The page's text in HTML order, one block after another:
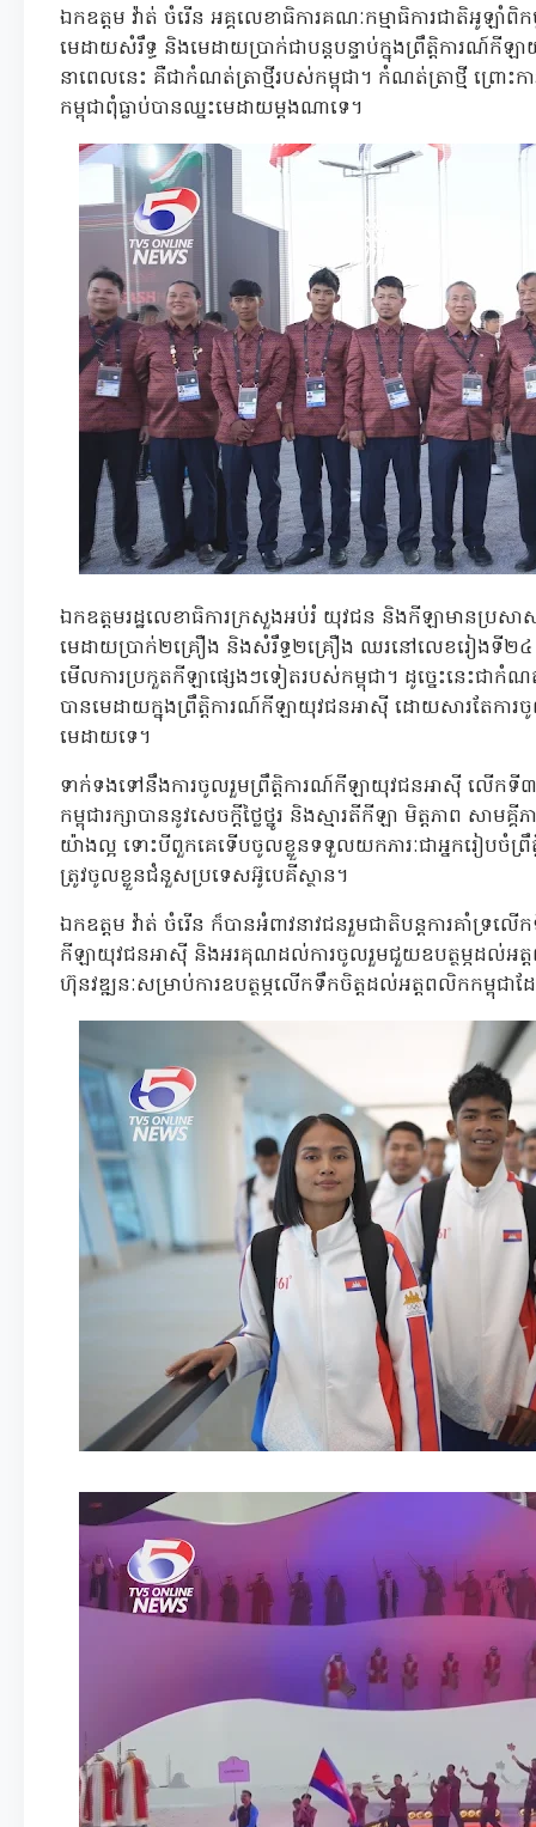
ឯកឧត្ដម វ៉ាត់ ចំរើន អគ្គលេខាធិការគណៈកម្មាធិការជាតិអូឡាំ
មេដាយសំរឹទ្ធ និងមេដាយប្រាក់ជាបន្តបន្ទាប់ក្នុងព្រឹត្តិការណ៍កី
នាពេលនេះ គឺជាកំណត់ត្រាថ្មីរបស់កម្ពុជា។ កំណត់ត្រាថ្មី ព្រោ
កម្ពុជាពុំធ្លាប់បានឈ្នះមេដាយម្ដងណាទេ។
ឯកឧត្ដមរដ្ឋលេខាធិការក្រសួងអប់រំ យុវជន និងកីឡាមានប្រស
មេដាយប្រាក់២គ្រឿង និងសំរឹទ្ធ២គ្រឿង ឈរនៅលេខរៀងទី២
មើលការប្រកួតកីឡាផ្សេងៗទៀតរបស់កម្ពុជា។ ដូច្នេះនេះជាកំណ
បានមេដាយក្នុងព្រឹត្តិការណ៍កីឡាយុវជនអាស៊ី ដោយសារតែការចូ
មេដាយទេ។
ទាក់ទងទៅនឹងការចូលរួមព្រឹត្តិការណ៍កីឡាយុវជនអាស៊ី លើកទី៣ន
កម្ពុជារក្សាបាននូវសេចក្ដីថ្លៃថ្នូរ និងស្មារតីកីឡា មិត្តភាព សាម
យ៉ាងល្អ ទោះបីពួកគេទើបចូលខ្លួនទទួលយកភារៈជាអ្នករៀបចំព្
ត្រូវចូលខ្លួនជំនួសប្រទេសអ៊ូបេគីស្ថាន។
ឯកឧត្ដម វ៉ាត់ ចំរើន ក៏បានអំពាវនាវជនរួមជាតិបន្តការគាំទ្រល
កីឡាយុវជនអាស៊ី និងអរគុណដល់ការចូលរួមជួយឧបត្ថម្ភដល់អ
ហ៊ុនវឌ្ឍនៈសម្រាប់ការឧបត្ថម្ភលើកទឹកចិត្តដល់អត្តពលិកកម្ពុជ